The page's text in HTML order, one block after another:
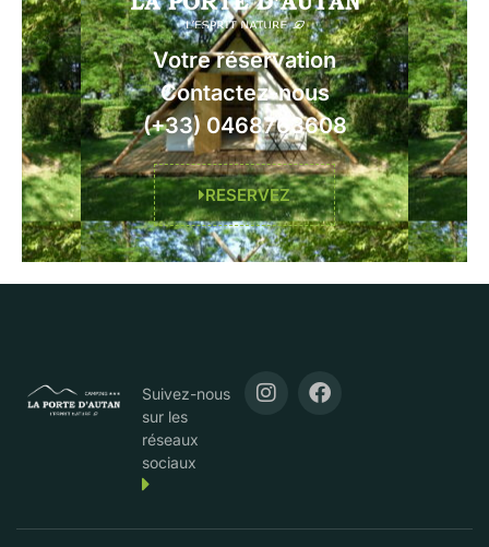
Votre réservation
Contactez-nous
(+33) 0468763608
RESERVEZ
Suivez-nous
sur les
réseaux
sociaux